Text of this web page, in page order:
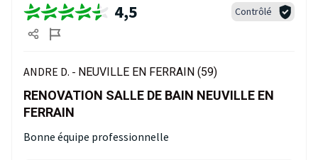
4,5 Contrôlé
ANDRE D. - NEUVILLE EN FERRAIN (59)
RENOVATION SALLE DE BAIN NEUVILLE EN
FERRAIN
Bonne équipe professionnelle